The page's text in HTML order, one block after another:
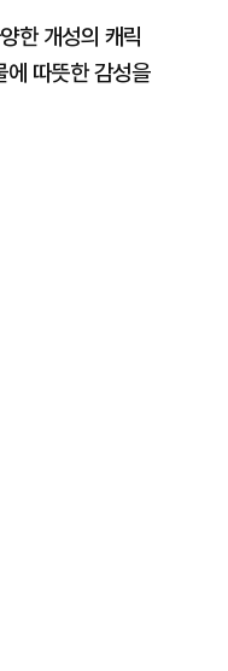
한 개성의 캐릭
에 따뜻한 감성을